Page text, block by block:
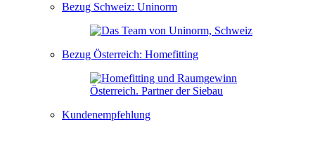
Bezug Schweiz: Uninorm
Bezug Österreich: Homefitting
Kundenempfehlung